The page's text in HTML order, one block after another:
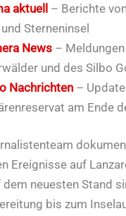
aktuell – Berichte
Sterneninsel
News –
und des Silbo
Nachrichten –
am Ende
Ereignisse auf
neuesten Stand
bis zum